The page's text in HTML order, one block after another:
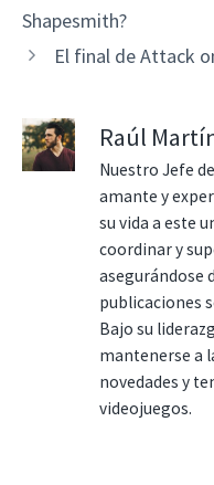
Shapesmith?
El final de Attack
Raúl
Nuestro Jefe
amante y
su vida a este
coordinar y
asegurándose
publicaciones
Bajo su
mantenerse a
novedades y
videojuegos.